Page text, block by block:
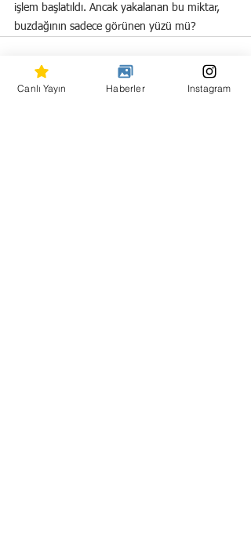
işlem başlatıldı. Ancak yakalanan bu miktar,
buzdağının sadece görünen yüzü mü?
Canlı Yayın Haberler Instagram